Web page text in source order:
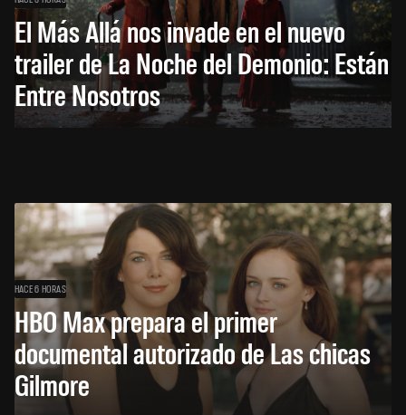
El Más Allá nos invade en el nuevo
trailer de La Noche del Demonio: Están
Entre Nosotros
HACE 6 HORAS
HBO Max prepara el primer
documental autorizado de Las chicas
Gilmore